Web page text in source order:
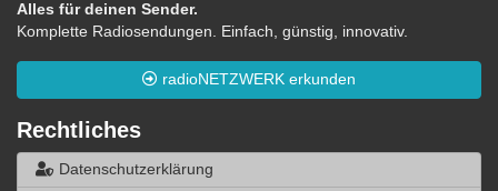
Alles für deinen Sender.
Komplette Radiosendungen. Einfach, günstig, innovativ.
radioNETZWERK erkunden
Rechtliches
Datenschutzerklärung